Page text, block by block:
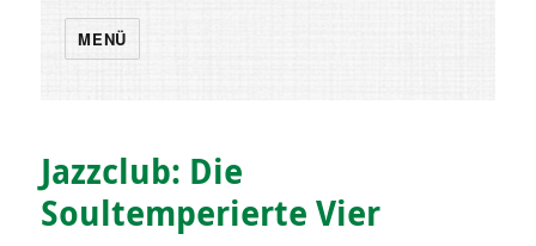
MENÜ
Jazzclub: Die
Soultemperierte Vier